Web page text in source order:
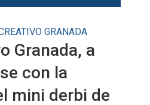
GRANADA
Granada, a
con la
mini derbi de